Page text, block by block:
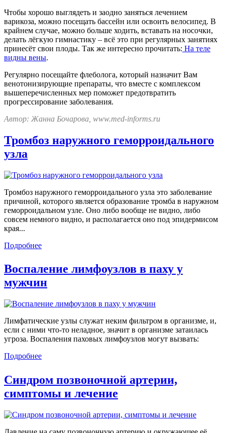
Чтобы хорошо выглядеть и заодно заняться лечением
варикоза, можно посещать бассейн или освоить велосипед. В
крайнем случае, можно больше ходить, вставать на носочки,
делать лёгкую гимнастику – всё это при регулярных занятиях
принесёт свои плоды. Так же интересно прочитать: На теле
видны вены.
Регулярно посещайте флеболога, который назначит Вам
венотонизирующие препараты, что вместе с комплексом
вышеперечисленных мер поможет предотвратить
прогрессирование заболевания.
Автор: Жанна Бочарова, www.med-informs.ru
Тромбоз наружного геморроидального
узла
Тромбоз наружного геморроидального узла это заболевание
причиной, которого является образование тромба в наружном
геморроидальном узле. Оно либо вообще не видно, либо
совсем немного видно, и располагается оно под эпидермисом
края...
Подробнее
Воспаление лимфоузлов в паху у
мужчин
Лимфатические узлы служат неким фильтром в организме, и,
если с ними что-то неладное, значит в организме затаилась
угроза. Воспаления паховых лимфоузлов могут вызвать:
Подробнее
Синдром позвоночной артерии,
симптомы и лечение